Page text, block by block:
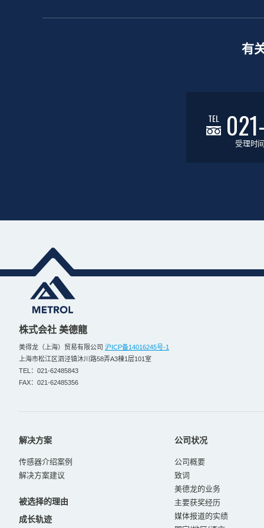
有
TEL
受理时
株式会社 美德龍
美得龙（上海）贸易有限公司 沪ICP备14016245号-1
上海市松江区泗泾镇沐川路58弄A3棟1层101室
TEL：021-62485843
FAX：021-62485356
解决方案
传感器介绍案例
解决方案建议
被选择的理由
成长轨迹
公司状况
公司概要
致词
美德龙的业务
主要获奖经历
媒体报道的实绩